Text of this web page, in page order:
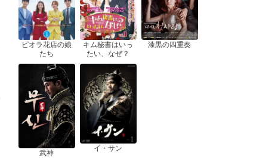
ピオラ花店の娘
たち
キム秘書はいっ
たい、なぜ？
漆黒の四重奏
武神 イ・サン